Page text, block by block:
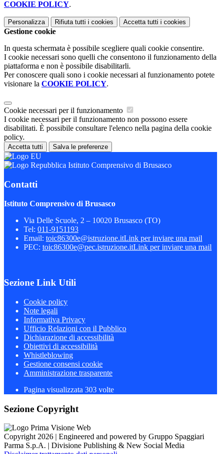
COOKIE POLICY.
Personalizza Rifiuta tutti i cookies Accetta tutti i cookies
Gestione cookie
In questa schermata è possibile scegliere quali cookie consentire.
I cookie necessari sono quelli che consentono il funzionamento della
piattaforma e non è possibile disabilitarli.
Per conoscere quali sono i cookie necessari al funzionamento potete
visionare la COOKIE POLICY.
Cookie necessari per il funzionamento
I cookie necessari per il funzionamento non possono essere
disabilitati. È possibile consultare l'elenco nella pagina della cookie
policy.
Accetta tutti Salva le preferenze
Istituto Comprensivo di Brusasco
Contatti
Istituto Comprensivo di Brusasco
Via Delle Scuole, 2 – 10020 Brusasco (TO)
Tel: 011-9151193
Email: toic86300e@istruzione.itLink per inviare una mail
PEC: toic86300e@pec.istruzione.itLink per inviare una mail
Sezione Link Utili
Cookie policy
Note legali
Informativa Privacy
Ufficio Relazioni con il Pubblico
Dichiarazione di accessibilità
Obiettivi di accessibilità
Whistleblowing
Gestione consensi cookie
Amministrazione trasparente
Pagina visualizzata 303 volte
Sezione Copyright
Copyright 2026 | Engineered and powered by Gruppo Spaggiari
Parma S.p.A. | Divisione Publishing & New Social Media